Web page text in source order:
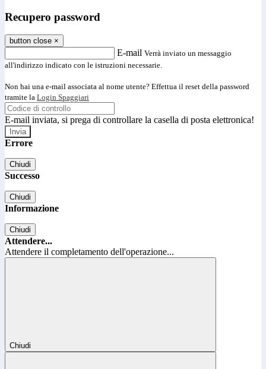
Recupero password
button close ×
E-mail Verrà inviato un messaggio
all'indirizzo indicato con le istruzioni necessarie.
Non hai una e-mail associata al nome utente? Effettua il reset della password
tramite la Login Spaggiari
E-mail inviata, si prega di controllare la casella di posta elettronica!
Errore
Chiudi
Successo
Chiudi
Informazione
Chiudi
Attendere...
Attendere il completamento dell'operazione...
Chiudi